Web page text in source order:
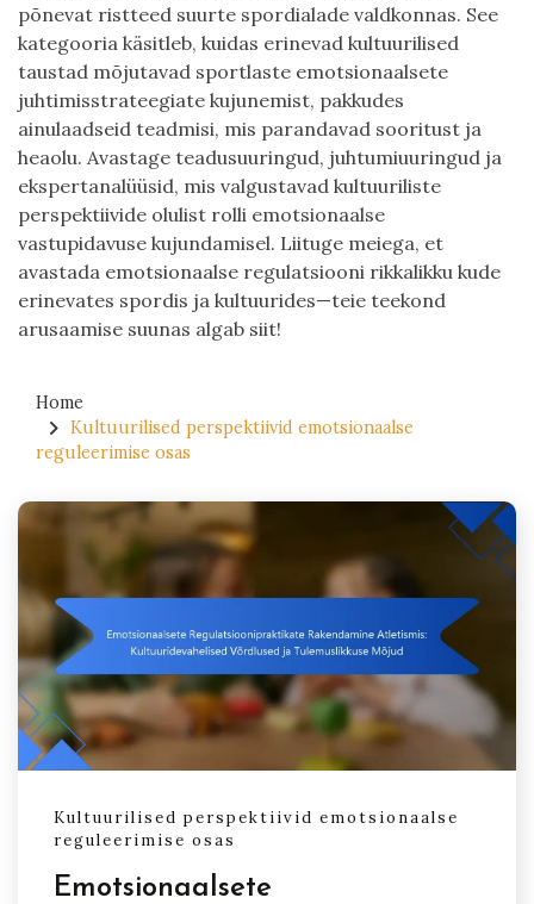
põnevat ristteed suurte spordialade valdkonnas. See
kategooria käsitleb, kuidas erinevad kultuurilised
taustad mõjutavad sportlaste emotsionaalsete
juhtimisstrateegiate kujunemist, pakkudes
ainulaadseid teadmisi, mis parandavad sooritust ja
heaolu. Avastage teadusuuringud, juhtumiuuringud ja
ekspertanalüüsid, mis valgustavad kultuuriliste
perspektiivide olulist rolli emotsionaalse
vastupidavuse kujundamisel. Liituge meiega, et
avastada emotsionaalse regulatsiooni rikkalikku kude
erinevates spordis ja kultuurides—teie teekond
arusaamise suunas algab siit!
Home
Kultuurilised perspektiivid emotsionaalse
reguleerimise osas
Kultuurilised perspektiivid emotsionaalse
reguleerimise osas
Emotsionaalsete